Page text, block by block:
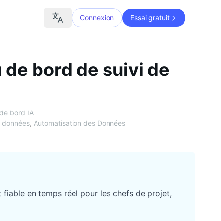
Connexion Essai gratuit
bord de suivi de
bord IA
données, Automatisation des Données
en temps réel pour les chefs de projet,